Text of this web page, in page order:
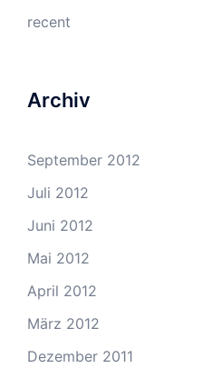
recent
Archiv
September 2012
Juli 2012
Juni 2012
Mai 2012
April 2012
März 2012
Dezember 2011